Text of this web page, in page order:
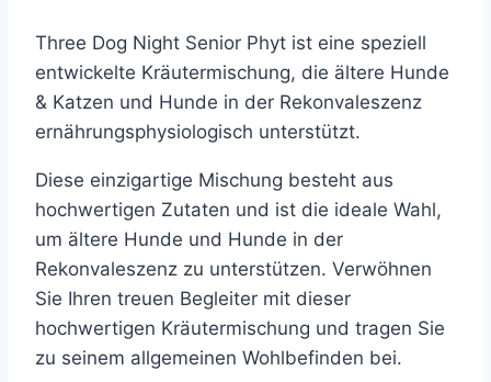
Three Dog Night Senior Phyt ist eine speziell
entwickelte Kräutermischung, die ältere Hunde
& Katzen und Hunde in der Rekonvaleszenz
ernährungsphysiologisch unterstützt.
Diese einzigartige Mischung besteht aus
hochwertigen Zutaten und ist die ideale Wahl,
um ältere Hunde und Hunde in der
Rekonvaleszenz zu unterstützen. Verwöhnen
Sie Ihren treuen Begleiter mit dieser
hochwertigen Kräutermischung und tragen Sie
zu seinem allgemeinen Wohlbefinden bei.